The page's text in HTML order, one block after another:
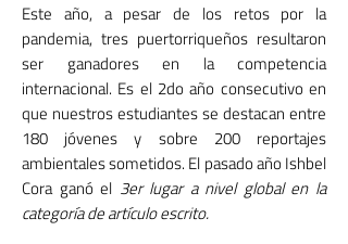
Este año, a pesar de los retos por la
pandemia, tres puertorriqueños resultaron
ser ganadores en la competencia
internacional. Es el 2do año consecutivo en
que nuestros estudiantes se destacan entre
180 jóvenes y sobre 200 reportajes
ambientales sometidos. El pasado año Ishbel
Cora ganó el 3er lugar a nivel global en la
categoría de artículo escrito.